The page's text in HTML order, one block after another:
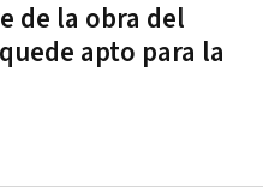
de la obra del
apto para la